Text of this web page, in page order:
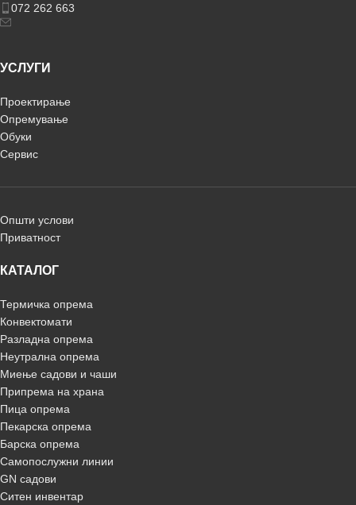
072 262 663
УСЛУГИ
Проектирање
Опремување
Обуки
Сервис
Општи услови
Приватност
КАТАЛОГ
Термичка опрема
Конвектомати
Разладна опрема
Неутрална опрема
Миење садови и чаши
Припрема на храна
Пица опрема
Пекарска опрема
Барска опрема
Самопослужни линии
GN садови
Ситен инвентар